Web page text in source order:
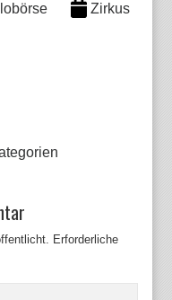
Zirkus
Erforderliche